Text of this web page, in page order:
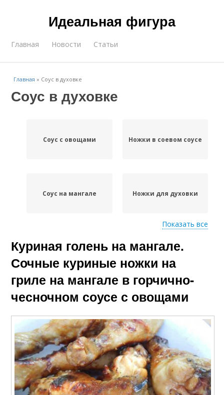
Идеальная фигура
Главная Новости Статьи
Главная » Соус в духовке
Соус в духовке
Соус с овощами Ножки в соевом соусе
Соус на мангале Ножки для духовки
Ножки в духовке Голени в духовке
Соус с кетчупом Соус с медом
Показать все
Куриная голень на мангале.
Сочные куриные ножки на
гриле на мангале в горчично-
чесночном соусе с овощами